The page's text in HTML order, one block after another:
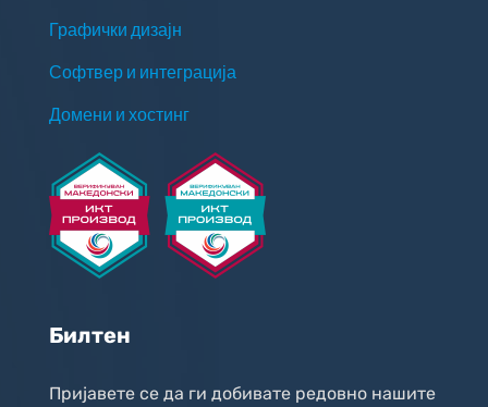
Графички дизајн
Софтвер и интеграција
Домени и хостинг
Билтен
Пријавете се да ги добивате редовно нашите